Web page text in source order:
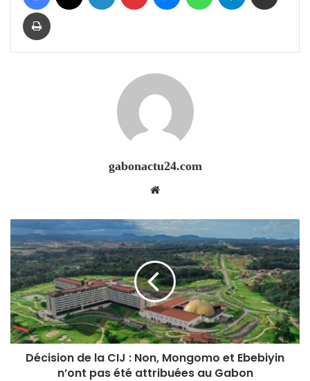
Print
gabonactu24.com
Décision de la CIJ : Non, Mongomo et Ebebiyin
n’ont pas été attribuées au Gabon